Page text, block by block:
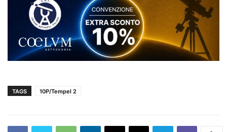
TAGS 10P/Tempel 2